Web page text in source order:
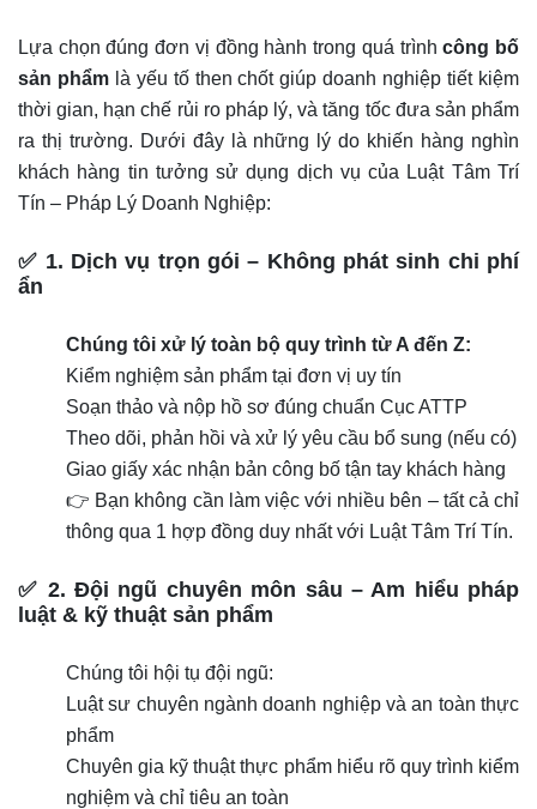
Lựa chọn đúng đơn vị đồng hành trong quá trìnhcông bố
sản phẩmlà yếu tố then chốt giúp doanh nghiệp tiết kiệm
thời gian, hạn chế rủi ro pháp lý, và tăng tốc đưa sản phẩm
ra thị trường. Dưới đây là những lý do khiến hàng nghìn
khách hàng tin tưởng sử dụng dịch vụ của Luật Tâm Trí
Tín – Pháp Lý Doanh Nghiệp:
✅ 1. Dịch vụ trọn gói – Không phát sinh chi phí
ẩn
Chúng tôi xử lý toàn bộ quy trình từ A đến Z:
Kiểm nghiệm sản phẩm tại đơn vị uy tín
Soạn thảo và nộp hồ sơ đúng chuẩn Cục ATTP
Theo dõi, phản hồi và xử lý yêu cầu bổ sung (nếu có)
Giao giấy xác nhận bản công bố tận tay khách hàng
👉 Bạn không cần làm việc với nhiều bên – tất cả chỉ
thông qua 1 hợp đồng duy nhất với Luật Tâm Trí Tín.
✅ 2. Đội ngũ chuyên môn sâu – Am hiểu pháp
luật & kỹ thuật sản phẩm
Chúng tôi hội tụ đội ngũ:
Luật sư chuyên ngành doanh nghiệp và an toàn thực
phẩm
Chuyên gia kỹ thuật thực phẩm hiểu rõ quy trình kiểm
nghiệm và chỉ tiêu an toàn